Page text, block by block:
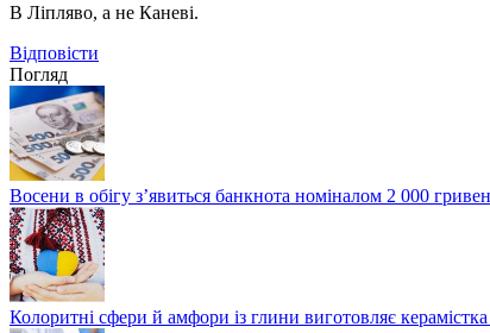
В Ліпляво, а не Каневі.
Відповіcти
Погляд
Восени в обігу з’явиться банкнота номіналом 2 000
Колоритні сфери й амфори із глини виготовляє